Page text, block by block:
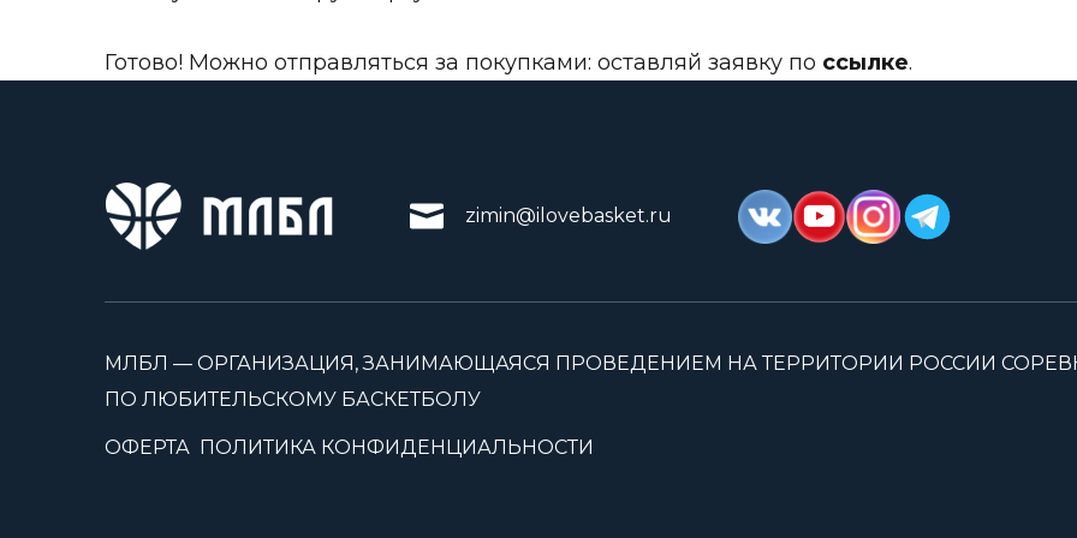
Готово! Можно отправляться за покупками: оставляй заявку по ссылке.
zimin@ilovebasket.ru
МЛБЛ — ОРГАНИЗАЦИЯ, ЗАНИМАЮЩАЯСЯ ПРОВЕДЕНИЕМ НА ТЕРРИТОРИИ РОССИИ
ПО ЛЮБИТЕЛЬСКОМУ БАСКЕТБОЛУ
ОФЕРТА ПОЛИТИКА КОНФИДЕНЦИАЛЬНОСТИ